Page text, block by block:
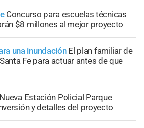
Concurso para escuelas técnicas
$8 millones al mejor proyecto
una inundación El plan familiar de
Fe para actuar antes de que
Nueva Estación Policial Parque
y detalles del proyecto